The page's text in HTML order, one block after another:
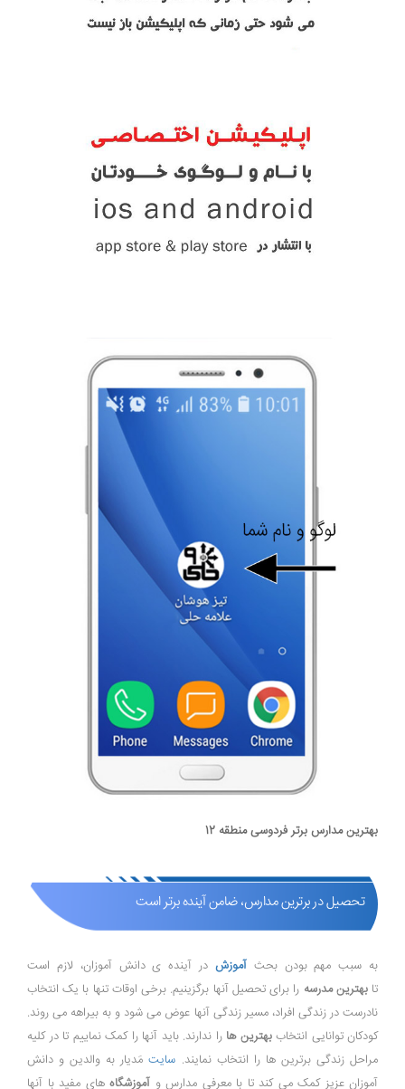
بهترین مدارس برتر فردوسی منطقه 12
تحصیل در برترین مدارس، ضامن آینده برتر است
به سبب مهم بودن بحثآموزش در آینده ی دانش آموزان، لازم است
تابهترین مدرسه را برای تحصیل آنها برگزینیم. برخی اوقات تنها با یک انتخاب
نادرست در زندگی افراد، مسیر زندگی آنها عوض می شود و به بیراهه می روند.
کودکان توانایی انتخاببهترین ها را ندارند. باید آنها را کمک نماییم تا در کلیه
مراحل زندگی برترین ها را انتخاب نمایند. سایتمَدیار به والدین و دانش
آموزان عزیز کمک می کند تا با معرفی مدارس و آموزشگاه های مفید با آنها